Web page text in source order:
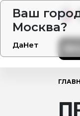
Ваш
Москва?
ДаНет